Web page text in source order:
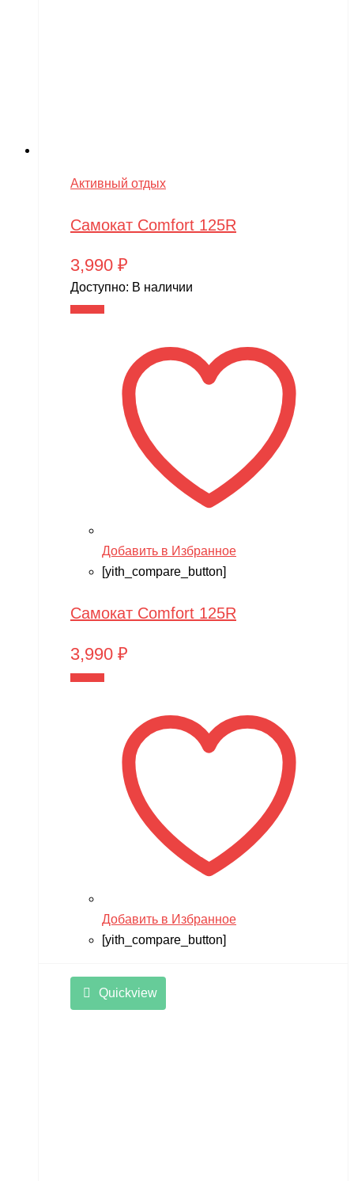
Активный отдых
Самокат Comfort 125R
3,990 ₽
Доступно: В наличии
Добавить в Избранное
[yith_compare_button]
Самокат Comfort 125R
3,990 ₽
Добавить в Избранное
[yith_compare_button]
Quickview